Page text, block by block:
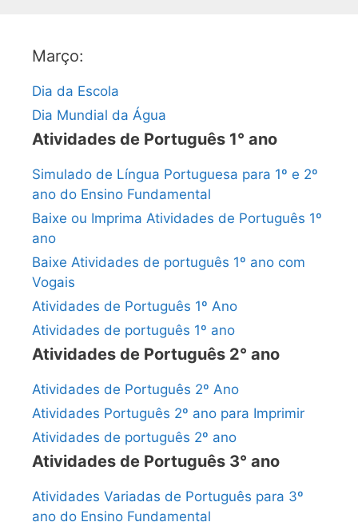
Março:
Dia da Escola
Dia Mundial da Água
Atividades de Português 1° ano
Simulado de Língua Portuguesa para 1º e 2º
ano do Ensino Fundamental
Baixe ou Imprima Atividades de Português 1º
ano
Baixe Atividades de português 1º ano com
Vogais
Atividades de Português 1º Ano
Atividades de português 1º ano
Atividades de Português 2° ano
Atividades de Português 2º Ano
Atividades Português 2º ano para Imprimir
Atividades de português 2º ano
Atividades de Português 3° ano
Atividades Variadas de Português para 3º
ano do Ensino Fundamental